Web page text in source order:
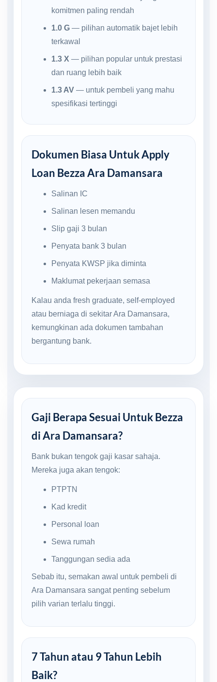
komitmen paling rendah
1.0 G— pilihan automatik bajet lebih
terkawal
1.3 X — pilihan popular untuk prestasi
dan ruang lebih baik
1.3 AV— untuk pembeli yang mahu
spesifikasi tertinggi
Dokumen Biasa Untuk Apply
Loan Bezza Ara Damansara
Salinan IC
Salinan lesen memandu
Slip gaji 3 bulan
Penyata bank 3 bulan
Penyata KWSP jika diminta
Maklumat pekerjaan semasa
Kalau anda fresh graduate, self-employed
atau berniaga di sekitar Ara Damansara,
kemungkinan ada dokumen tambahan
bergantung bank.
Gaji Berapa Sesuai Untuk Bezza
di Ara Damansara?
Bank bukan tengok gaji kasar sahaja.
Mereka juga akan tengok:
PTPTN
Kad kredit
Personal loan
Sewa rumah
Tanggungan sedia ada
Sebab itu, semakan awal untuk pembeli di
Ara Damansara sangat penting sebelum
pilih varian terlalu tinggi.
7 Tahun atau 9 Tahun Lebih
Baik?